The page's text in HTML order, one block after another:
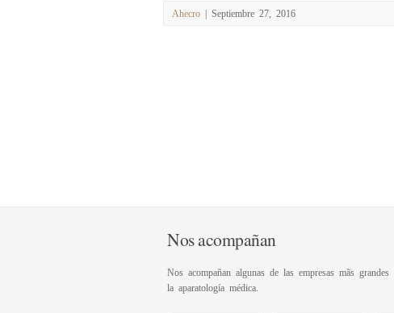
Ahecro | Septiembre 27, 2016
Nos acompañan
Nos acompañan algunas de las empresas mãs
la aparatología médica.